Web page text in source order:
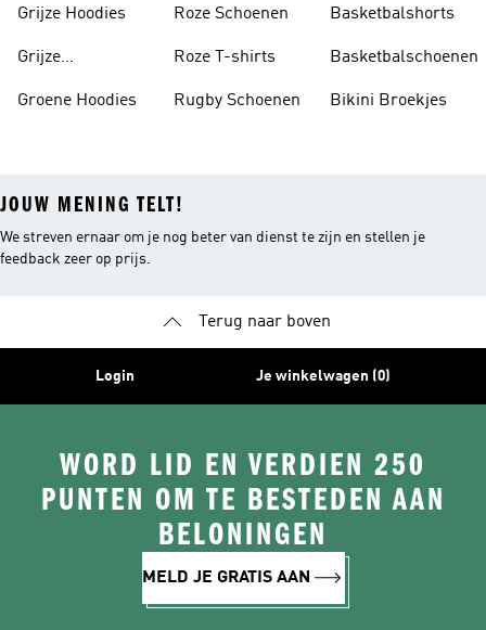
Grijze Hoodies
Grijze
Groene Hoodies
Roze Schoenen
Roze T-shirts
Rugby Schoenen
Basketbalshorts
Basketbalschoenen
Bikini Broekjes
JOUW MENING TELT!
We streven ernaar om je nog beter van dienst te zijn en stellen je
feedback zeer op prijs.
Terug naar boven
Login Je winkelwagen (0)
WORD LID EN VERDIEN 250
PUNTEN OM TE BESTEDEN AAN
BELONINGEN
MELD JE GRATIS AAN